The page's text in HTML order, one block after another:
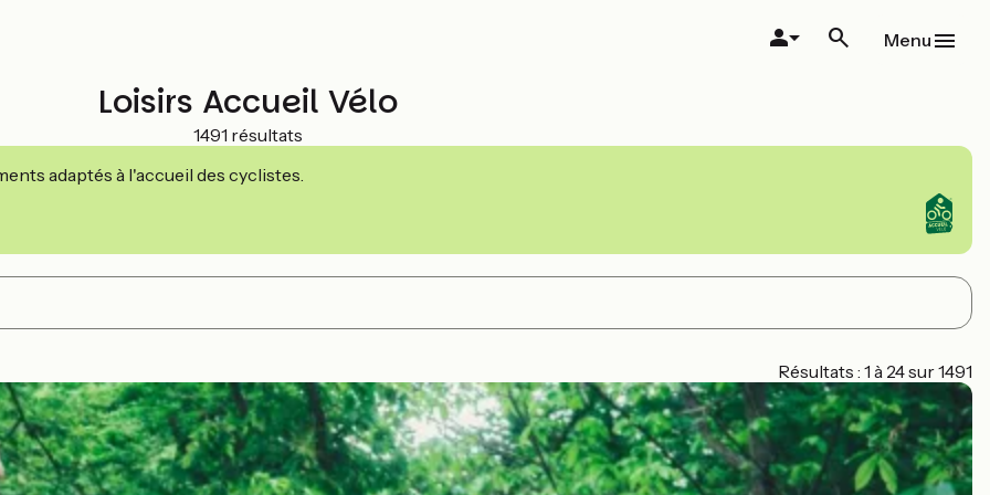
Menu
Loisirs Accueil Vélo
1491 résultats
adaptés à l'accueil des cyclistes.
Résultats : 1 à 24 sur 1491